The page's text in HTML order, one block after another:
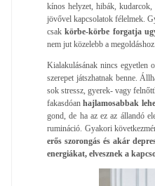
kínos helyzet, hibák,
jövővel kapcsolatok félelmek.
csakkörbe-körbe forgatja
nem jut közelebb a megoldáshoz.
Kialakulásának nincs egyetlen
szerepet játszhatnak benne.
sok stressz, gyerek- vagy
fakasdóanhajlamosabbak
gond, de ha az ez az állandó
rumináció. Gyakori
erős szorongás és akár
energiákat, elvesznek a